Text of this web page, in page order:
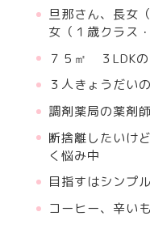
旦那さん、長女
女（１歳クラス
７５㎡ ３LDK
３人きょうだい
調剤薬局の薬剤師
断捨離したいけ
く悩み中
目指すはシンプ
コーヒー、辛い